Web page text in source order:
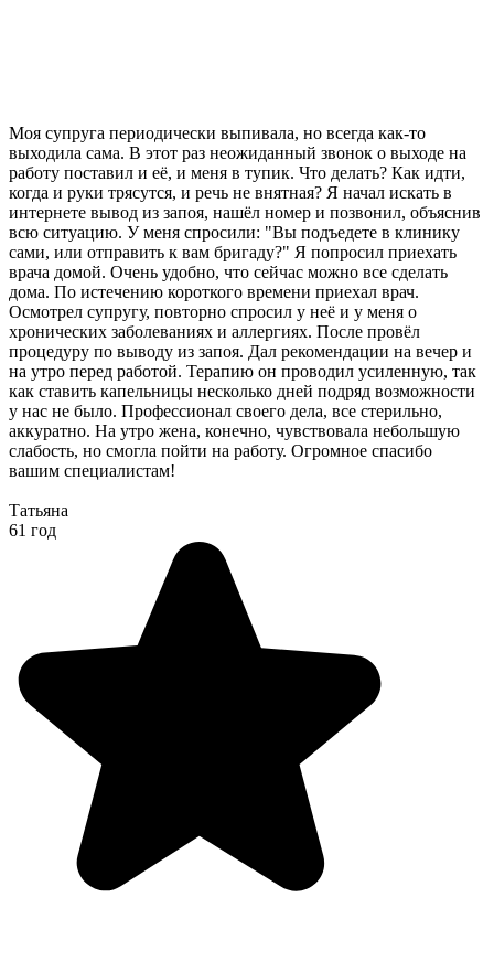
Моя супруга периодически выпивала, но всегда как-то
выходила сама. В этот раз неожиданный звонок о выходе на
работу поставил и её, и меня в тупик. Что делать? Как идти,
когда и руки трясутся, и речь не внятная? Я начал искать в
интернете вывод из запоя, нашёл номер и позвонил, объяснив
всю ситуацию. У меня спросили: "Вы подъедете в клинику
сами, или отправить к вам бригаду?" Я попросил приехать
врача домой. Очень удобно, что сейчас можно все сделать
дома. По истечению короткого времени приехал врач.
Осмотрел супругу, повторно спросил у неё и у меня о
хронических заболеваниях и аллергиях. После провёл
процедуру по выводу из запоя. Дал рекомендации на вечер и
на утро перед работой. Терапию он проводил усиленную, так
как ставить капельницы несколько дней подряд возможности
у нас не было. Профессионал своего дела, все стерильно,
аккуратно. На утро жена, конечно, чувствовала небольшую
слабость, но смогла пойти на работу. Огромное спасибо
вашим специалистам!
Татьяна
61 год